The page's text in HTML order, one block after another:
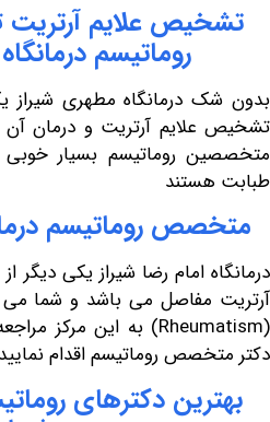
علایم آرتریت
روماتیسمدرمانگاه
درمانگاه مطهری شیراز یکی
آرتریت و درمان آن مراجعه
روماتیسم بسیار خوبی در این
روماتیسمدرمانگاه
امام رضا شیراز یکی دیگر از
می باشد و شما می توانید
) به این مرکز مراجعه و
روماتیسم اقدام نمایید
دکترهایروماتیسم